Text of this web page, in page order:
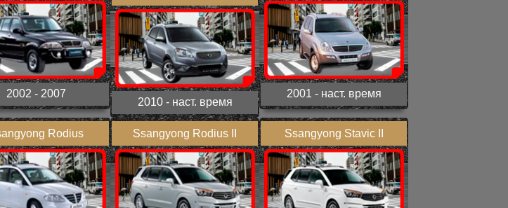
2002 - 2007
2010 - наст. время
2001 - наст. время
Rodius Ssangyong Rodius II Ssangyong Stavic II